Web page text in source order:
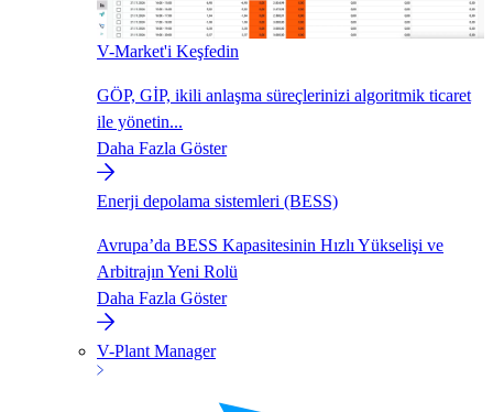
V-Market'i Keşfedin
GÖP, GİP, ikili anlaşma süreçlerinizi algoritmik ticaret
ile yönetin...
Daha Fazla Göster
Enerji depolama sistemleri (BESS)
Avrupa’da BESS Kapasitesinin Hızlı Yükselişi ve
Arbitrajın Yeni Rolü
Daha Fazla Göster
V-Plant Manager